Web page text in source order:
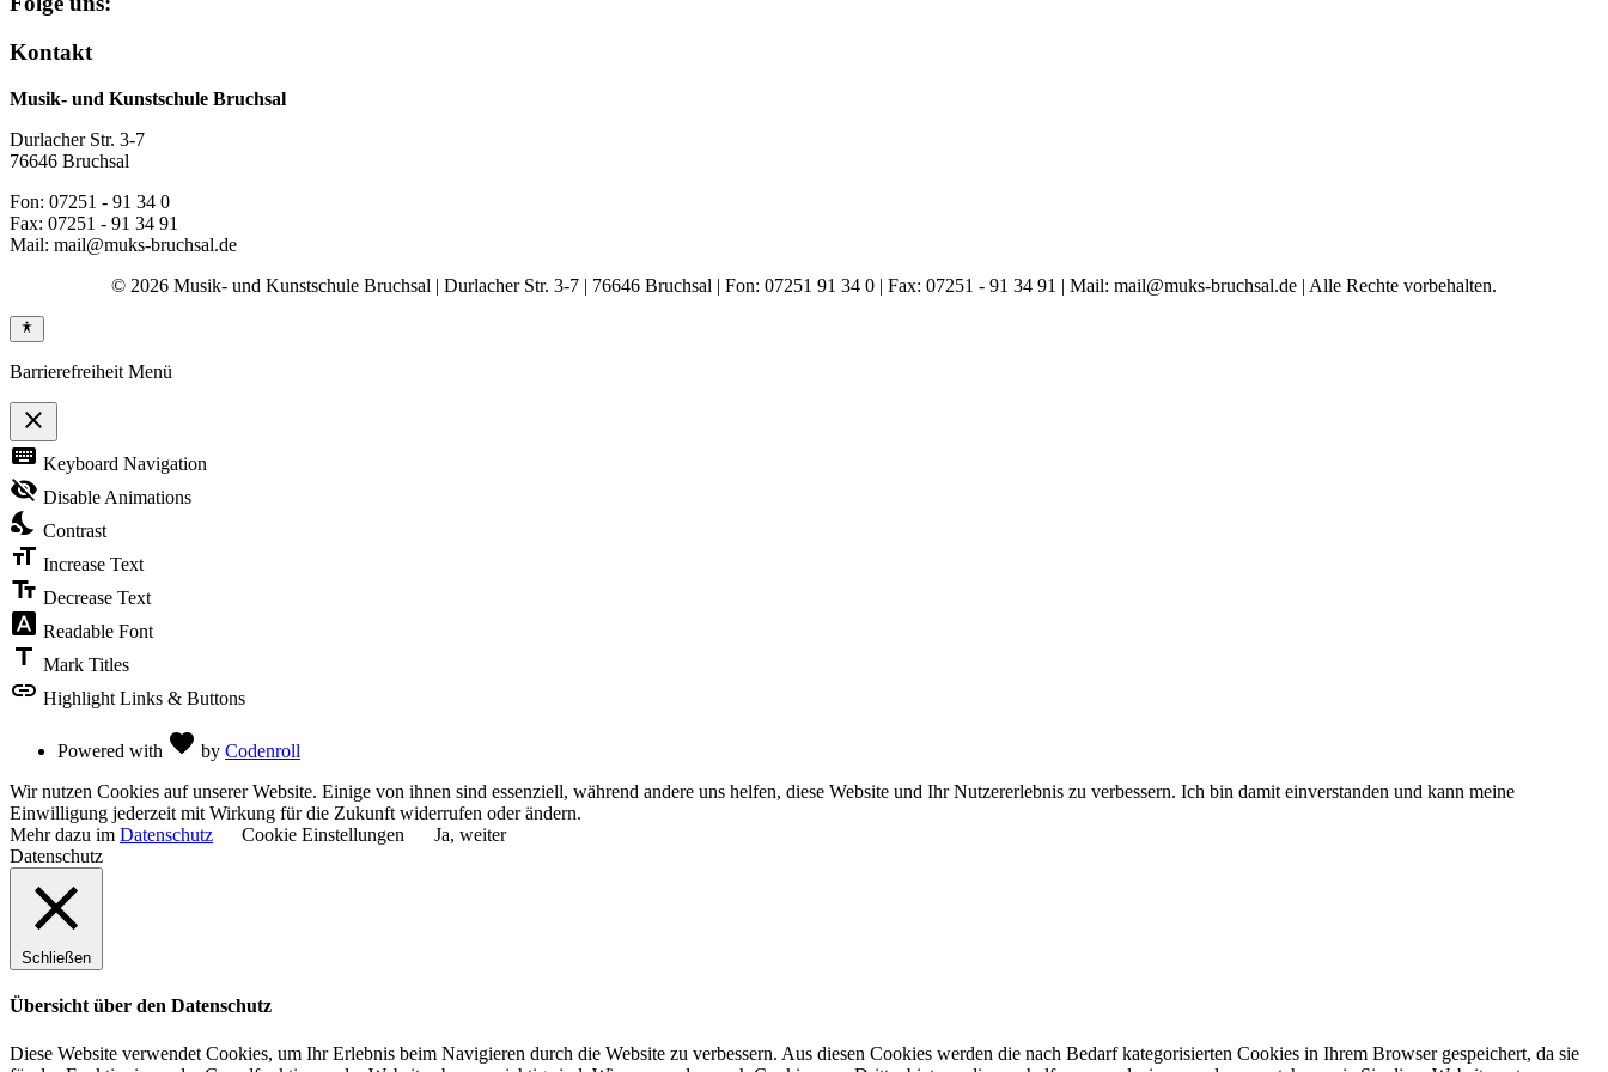
Kontakt
Musik- und Kunstschule Bruchsal
Durlacher Str. 3-7
76646 Bruchsal
Fon: 07251 - 91 34 0
Fax: 07251 - 91 34 91
Mail: mail@muks-bruchsal.de
© 2026 Musik- und Kunstschule Bruchsal | Durlacher Str. 3-7 | 76646 Bruchsal | Fon: 07251 91 34 0 | Fax: 07251 - 91 34 91 | Mail: mail@muks-bruchsal.de | Alle Rechte vorbehalten.
Barrierefreiheit Menü
close
Toggle
the
visibility
of
Accessibility
Toolbar
keyboard Keyboard Navigation
visibility_off Disable Animations
nights_stay Contrast
format_size Increase Text
text_fields Decrease Text
font_download Readable Font
title Mark Titles
link Highlight Links & Buttons
Powered with favorite by Codenroll
Wir nutzen Cookies auf unserer Website. Einige von ihnen sind essenziell, während andere uns helfen, diese Website und Ihr Nutzererlebnis zu verbessern. Ich bin damit einverstanden und kann meine
Einwilligung jederzeit mit Wirkung für die Zukunft widerrufen oder ändern.
Mehr dazu im Datenschutz Cookie Einstellungen
Ja, weiter
Datenschutz
Schließen
Übersicht über den Datenschutz
Diese Website verwendet Cookies, um Ihr Erlebnis beim Navigieren durch die Website zu verbessern. Aus diesen Cookies werden die nach Bedarf kategorisierten Cookies in Ihrem Browser gespeichert, da sie